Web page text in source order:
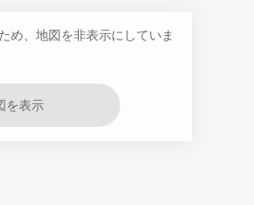
め、地図を非表示にしていま
を表示